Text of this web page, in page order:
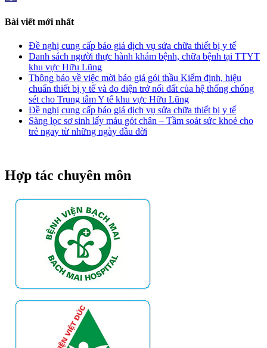
Bài viết mới nhất
Đề nghị cung cấp báo giá dịch vụ sửa chữa thiết bị y tế
Danh sách người thực hành khám bệnh, chữa bệnh tại TTYT
khu vực Hữu Lũng
Thông báo về việc mời báo giá gói thầu Kiểm định, hiệu
chuẩn thiết bị y tế và đo điện trở nối đất của hệ thống chống
sét cho Trung tâm Y tế khu vực Hữu Lũng
Đề nghị cung cấp báo giá dịch vụ sửa chữa thiết bị y tế
Sàng lọc sơ sinh lấy máu gót chân – Tầm soát sức khoẻ cho
trẻ ngay từ những ngày đầu đời
Hợp tác chuyên môn